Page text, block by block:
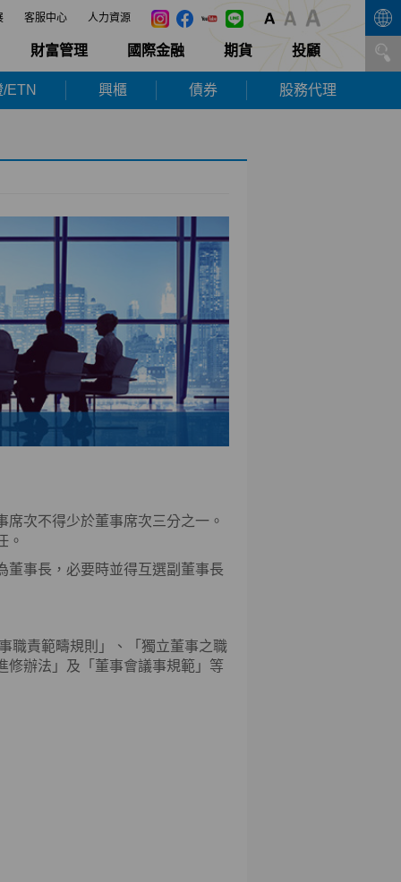
客服中心 人力資源
財富管理 國際金融 期貨 投顧
ETN 興櫃 債券 股務代理
次不得少於董事席次三分之一。
。
董事長，必要時並得互選副董事長
職責範疇規則」、「獨立董事之職
修辦法」及「董事會議事規範」等